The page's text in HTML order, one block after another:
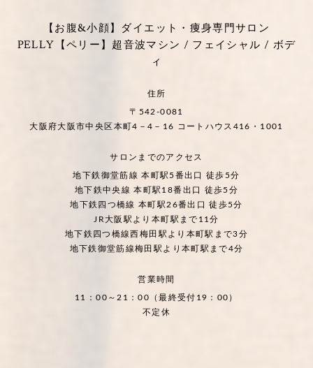
【お腹&小顔】ダイエット・痩身専門サロン
PELLY【ペリー】超音波マシン / フェイシャル / ボデ
ィ
住所
〒542-0081
大阪府大阪市中央区本町4－4－16 コートハウス416・1001
サロンまでのアクセス
地下鉄御堂筋線 本町駅5番出口 徒歩5分
地下鉄中央線 本町駅18番出口 徒歩5分
地下鉄四つ橋線 本町駅26番出口 徒歩5分
JR大阪駅より本町駅まで11分
地下鉄四つ橋線西梅田駅より本町駅まで3分
地下鉄御堂筋線梅田駅より本町駅まで4分
営業時間
11：00～21：00（最終受付19：00）
不定休